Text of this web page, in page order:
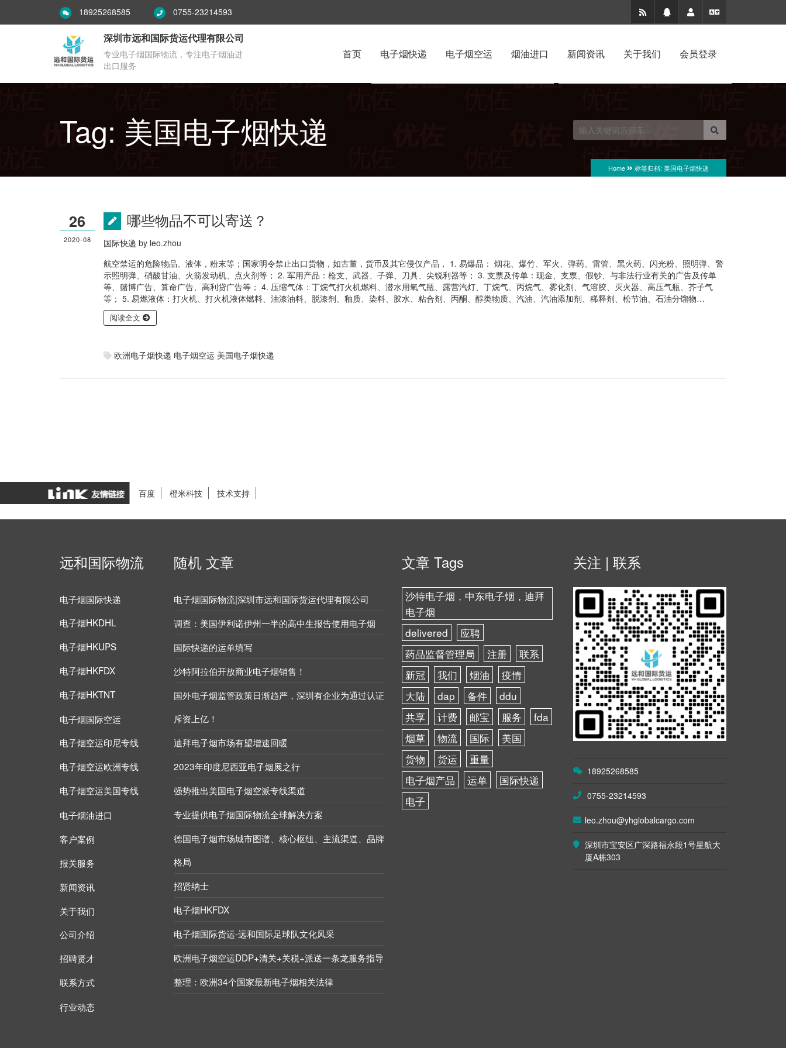
18925268585 0755-23214593
深圳市远和国际货运代理有限公司
专业电子烟国际物流，专注电子烟油进
出口服务
首页 电子烟快递 电子烟空运 烟油进口 新闻资讯
法规新闻
行业动态
关于我们
招聘贤才
联系方式
会员登录
Tag: 美国电子烟快递
Home 标签归档: 美国电子烟快递
哪些物品不可以寄送？
国际快递 by leo.zhou
航空禁运的危险物品、液体，粉末等；国家明令禁止出口货物，如古董，货币及其它侵仅产品， 1. 易爆品： 烟花、爆竹、军火、弹药、雷管、黑火药、闪光粉、照明弹、警
示照明弹、硝酸甘油、火箭发动机、点火剂等； 2. 军用产品：枪支、武器、子弹、刀具、尖锐利器等； 3. 支票及传单：现金、支票、假钞、与非法行业有关的广告及传单
等、赌博广告、算命广告、高利贷广告等； 4. 压缩气体：丁烷气打火机燃料、潜水用氧气瓶、露营汽灯、丁烷气、丙烷气、雾化剂、气溶胶、灭火器、高压气瓶、芥子气
等； 5. 易燃液体：打火机、打火机液体燃料、油漆油料、脱漆剂、釉质、染料、胶水、粘合剂、丙酮、醇类物质、汽油、汽油添加剂、稀释剂、松节油、石油分馏物…
阅读全文
欧洲电子烟快递 电子烟空运 美国电子烟快递
26
2020-08
百度 橙米科技 技术支持
远和国际物流
电子烟国际快递
电子烟HKDHL
电子烟HKUPS
电子烟HKFDX
电子烟HKTNT
电子烟国际空运
电子烟空运印尼专线
电子烟空运欧洲专线
电子烟空运美国专线
电子烟油进口
客户案例
报关服务
新闻资讯
关于我们
公司介绍
招聘贤才
联系方式
行业动态
随机 文章
电子烟国际物流|深圳市远和国际货运代理有限公司
调查：美国伊利诺伊州一半的高中生报告使用电子烟
国际快递的运单填写
沙特阿拉伯开放商业电子烟销售！
国外电子烟监管政策日渐趋严，深圳有企业为通过认证
斥资上亿！
迪拜电子烟市场有望增速回暖
2023年印度尼西亚电子烟展之行
强势推出美国电子烟空派专线渠道
专业提供电子烟国际物流全球解决方案
德国电子烟市场城市图谱、核心枢纽、主流渠道、品牌
格局
招贤纳士
电子烟HKFDX
电子烟国际货运-远和国际足球队文化风采
欧洲电子烟空运DDP+清关+关税+派送一条龙服务指导
整理：欧洲34个国家最新电子烟相关法律
文章 Tags
沙特电子烟，中东电子烟，迪拜
电子烟
delivered
应聘
药品监督管理局
注册
联系
新冠
我们 烟油
疫情
大陆
dap 备件
ddu
共享
计费 邮宝 服务
fda
烟草
物流 国际
美国
货物
货运
重量
电子烟产品
运单
国际快递
电子
关注 | 联系
18925268585
0755-23214593
leo.zhou@yhglobalcargo.com
深圳市宝安区广深路福永段1号星航大
厦A栋303